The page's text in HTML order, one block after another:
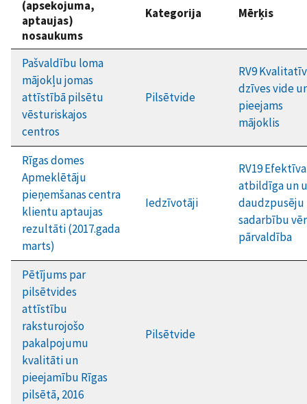
(apsekojuma,
aptaujas)
nosaukums
Kategorija Mērķis
Pašvaldību loma
mājokļu jomas
attīstībā pilsētu
vēsturiskajos
centros
Pilsētvide
RV9
dzīves vide
pieejams
mājoklis
Rīgas domes
Apmeklētāju
pieņemšanas centra
klientu aptaujas
rezultāti (2017.gada
marts)
Iedzīvotāji
RV19
atbildīga un
daudzpusēju
sadarbību
pārvaldība
Pētījums par
pilsētvides
attīstību
raksturojošo
pakalpojumu
kvalitāti un
pieejamību Rīgas
pilsētā, 2016
Pilsētvide